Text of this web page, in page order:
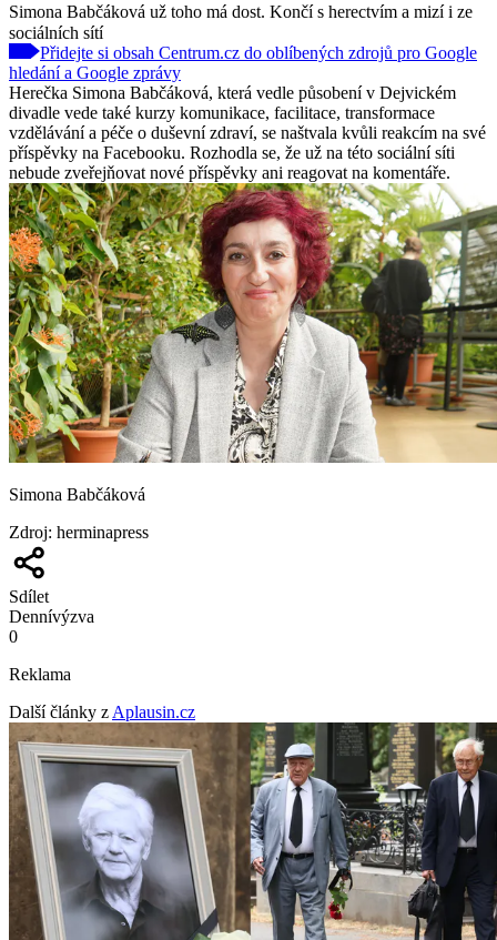
Simona Babčáková už toho má dost. Končí s herectvím a mizí i ze
sociálních sítí
Přidejte si obsah Centrum.cz do oblíbených zdrojů pro Google
hledání a Google zprávy
Herečka Simona Babčáková, která vedle působení v Dejvickém
divadle vede také kurzy komunikace, facilitace, transformace
vzdělávání a péče o duševní zdraví, se naštvala kvůli reakcím na své
příspěvky na Facebooku. Rozhodla se, že už na této sociální síti
nebude zveřejňovat nové příspěvky ani reagovat na komentáře.
Simona Babčáková
Zdroj: herminapress
Sdílet
Dennívýzva
0
Reklama
Další články z Aplausin.cz